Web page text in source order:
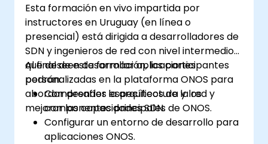
Esta formación en vivo impartida por
instructores en Uruguay (en línea o
presencial) está dirigida a desarrolladores de
SDN y ingenieros de red con nivel intermedio
que deseen desarrollar aplicaciones
personalizadas en la plataforma ONOS para
abordar desafíos específicos de la red y
mejorar las capacidades SDN.
Al final de esta formación, los participantes
podrán:
Comprender la arquitectura y los
componentes principales de ONOS.
Configurar un entorno de desarrollo para
aplicaciones ONOS.